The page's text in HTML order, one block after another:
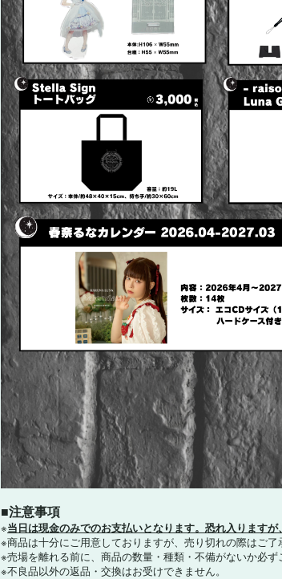
■注意事項
※当日は現金のみでのお支払いとなります。恐れ入りますが
※商品は十分にご用意しておりますが、売り切れの際はご了
※売場を離れる前に、商品の数量・種類・不備がないか必ず
※不良品以外の返品・交換はお受けできません。